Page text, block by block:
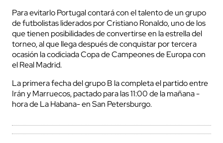
Para evitarlo Portugal contará con el talento de un grupo
de futbolistas liderados por Cristiano Ronaldo, uno de los
que tienen posibilidades de convertirse en la estrella del
torneo, al que llega después de conquistar por tercera
ocasión la codiciada Copa de Campeones de Europa con
el Real Madrid.
La primera fecha del grupo B la completa el partido entre
Irán y Marruecos, pactado para las 11:00 de la mañana -
hora de La Habana- en San Petersburgo.